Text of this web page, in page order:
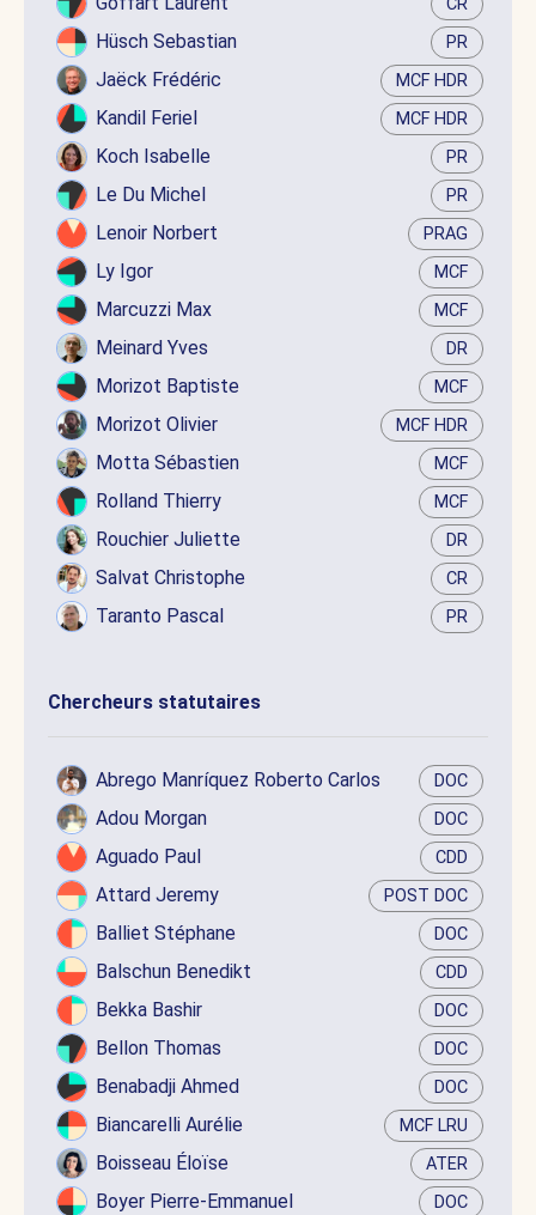
CR
Hüsch Sebastian PR
Jaëck Frédéric MCF HDR
Kandil Feriel MCF HDR
Koch Isabelle PR
Le Du Michel PR
Lenoir Norbert PRAG
Ly Igor MCF
Marcuzzi Max MCF
Meinard Yves DR
Morizot Baptiste MCF
Morizot Olivier MCF HDR
Motta Sébastien MCF
Rolland Thierry MCF
Rouchier Juliette DR
Salvat Christophe CR
Taranto Pascal PR
Chercheurs statutaires
Abrego Manríquez Roberto Carlos DOC
Adou Morgan DOC
Aguado Paul CDD
Attard Jeremy POST DOC
Balliet Stéphane DOC
Balschun Benedikt CDD
Bekka Bashir DOC
Bellon Thomas DOC
Benabadji Ahmed DOC
Biancarelli Aurélie MCF LRU
Boisseau Éloïse ATER
Boyer Pierre-Emmanuel DOC